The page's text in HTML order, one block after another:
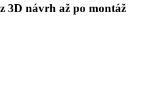
3D návrh až po montáž